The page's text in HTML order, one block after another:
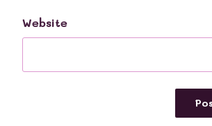
Website